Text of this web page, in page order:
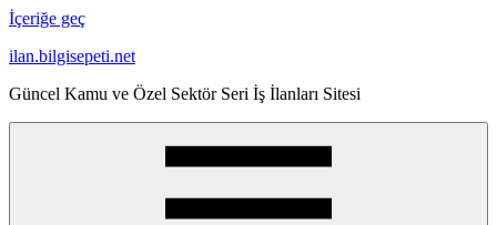
İçeriğe geç
ilan.bilgisepeti.net
Güncel Kamu ve Özel Sektör Seri İş İlanları Sitesi